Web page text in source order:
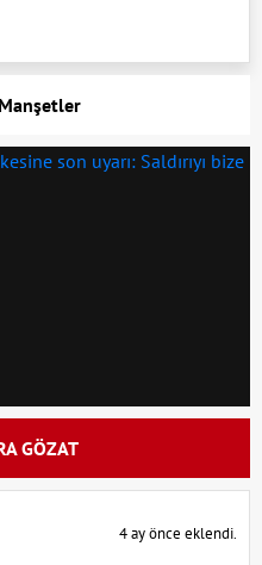
GÖZAT
4 ay önce eklendi.